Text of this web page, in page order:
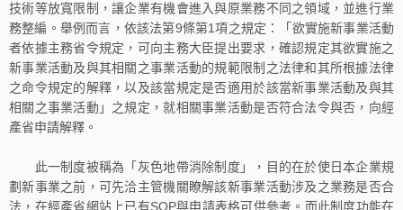
技術等放寬限制，讓企業有機會進入與原業務不同之領域，並進行業
務整編。舉例而言，依該法第9條第1項之規定：「欲實施新事業活動
者依據主務省令規定，可向主務大臣提出要求，確認規定其欲實施之
新事業活動及與其相關之事業活動的規範限制之法律和其所根據法律
之命令規定的解釋，以及該當規定是否適用於該當新事業活動及與其
相關之事業活動」之規定，就相關事業活動是否符合法令與否，向經
產省申請解釋。
此一制度被稱為「灰色地帶消除制度」，目的在於使日本企業規
劃新事業之前，可先洽主管機關瞭解該新事業活動涉及之業務是否合
法，在經產省網站上已有SOP與申請表格可供參考。而此制度功能在